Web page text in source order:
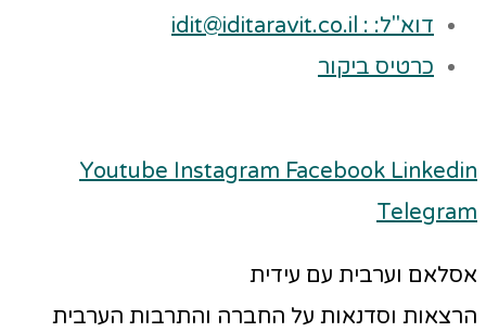
דוא"ל: : idit@iditaravit.co.il
כרטיס ביקור
Youtube Instagram Facebook Linkedin
Telegram
אסלאם וערבית עם עידית
הרצאות וסדנאות על החברה והתרבות הערבית